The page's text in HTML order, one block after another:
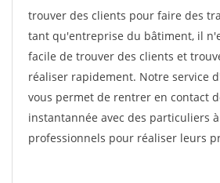
trouver des clients pour faire des
tant qu'entreprise du bâtiment, il
facile de trouver des clients et
réaliser rapidement. Notre service
vous permet de rentrer en contact
instantannée avec des particuliers
professionnels pour réaliser leurs